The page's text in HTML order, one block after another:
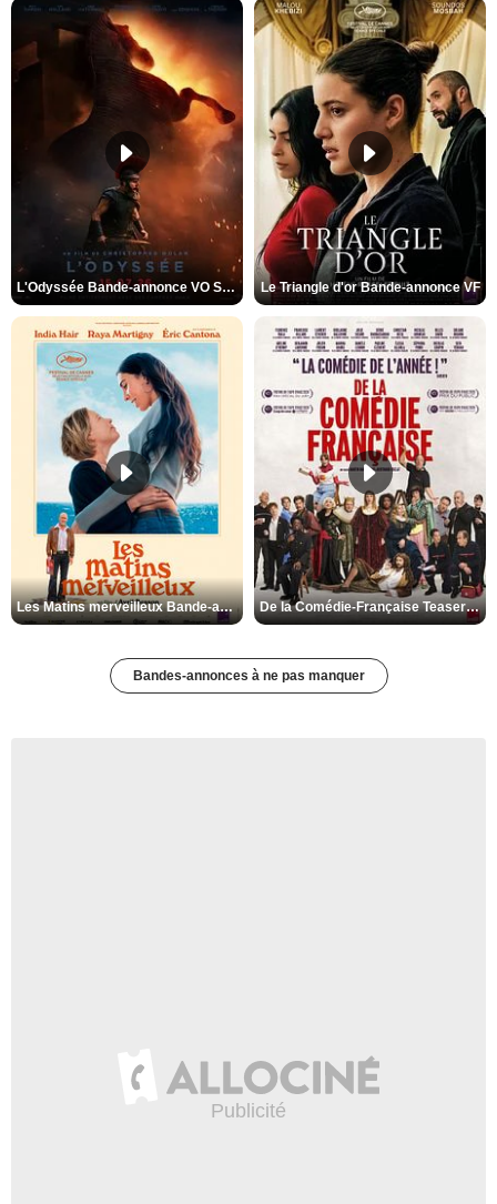
L'Odyssée Bande-annonce VO STFR Le Triangle d'or Bande-annonce VF
Les Matins merveilleux Bande-annonce VF De la Comédie-Française Teaser VF
Bandes-annonces à ne pas manquer